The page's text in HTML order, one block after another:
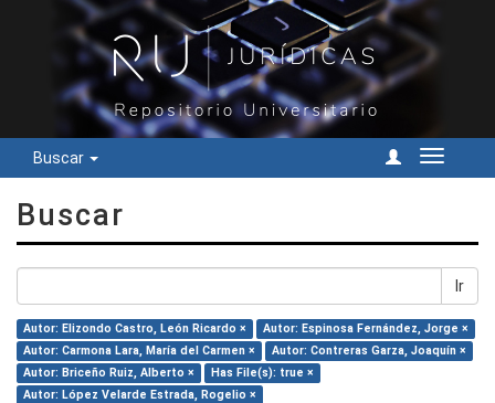
Buscar
Cambiar
Buscar
Ir
Autor: Elizondo Castro, León Ricardo ×
Autor: Espinosa Fernández, Jorge ×
Autor: Carmona Lara, María del Carmen ×
Autor: Contreras Garza, Joaquín ×
Autor: Briceño Ruiz, Alberto ×
Has File(s): true ×
Autor: López Velarde Estrada, Rogelio ×